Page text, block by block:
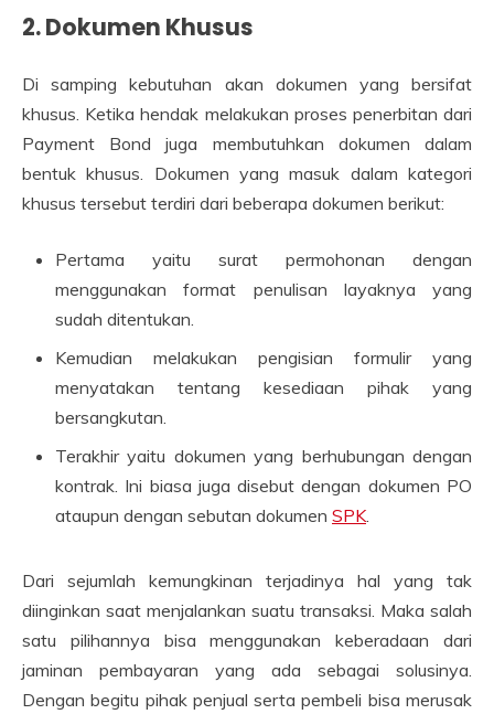
2. Dokumen Khusus
Di samping kebutuhan akan dokumen yang bersifat
khusus. Ketika hendak melakukan proses penerbitan dari
Payment Bond juga membutuhkan dokumen dalam
bentuk khusus. Dokumen yang masuk dalam kategori
khusus tersebut terdiri dari beberapa dokumen berikut:
Pertama yaitu surat permohonan dengan
menggunakan format penulisan layaknya yang
sudah ditentukan.
Kemudian melakukan pengisian formulir yang
menyatakan tentang kesediaan pihak yang
bersangkutan.
Terakhir yaitu dokumen yang berhubungan dengan
kontrak. Ini biasa juga disebut dengan dokumen PO
ataupun dengan sebutan dokumen SPK
Dari sejumlah kemungkinan terjadinya hal yang tak
diinginkan saat menjalankan suatu transaksi. Maka salah
satu pilihannya bisa menggunakan keberadaan dari
jaminan pembayaran yang ada sebagai solusinya.
Dengan begitu pihak penjual serta pembeli bisa merusak